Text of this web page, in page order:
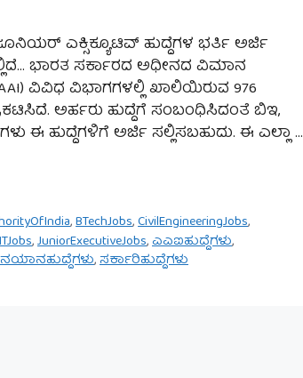
ಜೂನಿಯರ್ ಎಕ್ಸಿಕ್ಯೂಟಿವ್ ಹುದ್ದೆಗಳ ಭರ್ತಿ ಅರ್ಜಿ
ಭಾರತ ಸರ್ಕಾರದ ಅಧೀನದ ವಿಮಾನ
AAI) ವಿವಿಧ ವಿಭಾಗಗಳಲ್ಲಿ ಖಾಲಿಯಿರುವ 976
ಅರ್ಹರು ಹುದ್ದೆಗೆ ಸಂಬಂಧಿಸಿದಂತೆ ಬಿಇ,
ಈ ಹುದ್ದೆಗಳಿಗೆ ಅರ್ಜಿ ಸಲ್ಲಿಸಬಹುದು. ಈ ಎಲ್ಲಾ …
,BTechJobs,CivilEngineeringJobs,
ITJobs,JuniorExecutiveJobs,ಎಎಐಹುದ್ದೆಗಳು,
,ಸರ್ಕಾರಿಹುದ್ದೆಗಳು